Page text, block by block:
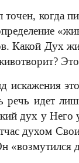
точен, когда
Какой Дух
искажения
речь идет
дух у
духом
«возмутился